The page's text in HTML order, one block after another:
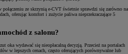
ze skrzynią e-CVT świetnie sprawdzi się zarówno na
oferując komfort i zużycie paliwa nieprzekraczające 5
z salonu?
oka wydawać się nieopłacalną decyzją. Przecież na portalach
w lepszych cenach, często oferujących porównywalne lub